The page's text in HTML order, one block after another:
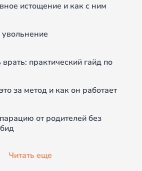
истощение и как с ним
врать: практический гайд по
за метод и как он работает
от родителей без
Читать еще